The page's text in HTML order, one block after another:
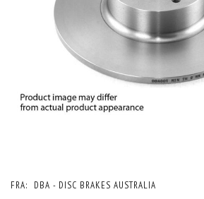
FRA: DBA - DISC BRAKES AUSTRALIA